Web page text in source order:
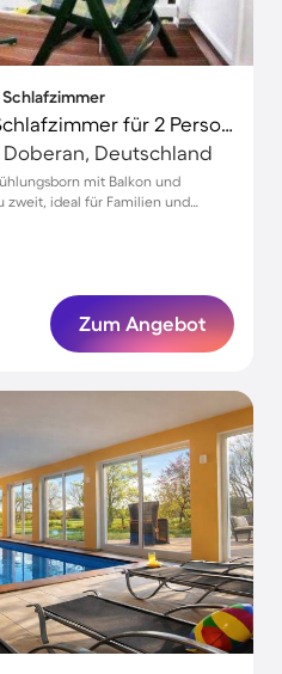
Schlafzimmer
Ferienwohnung mit 1 Schlafzimmer für 2 Personen
Deutschland
mit Balkon und
zweit, ideal für Familien und
Zum Angebot